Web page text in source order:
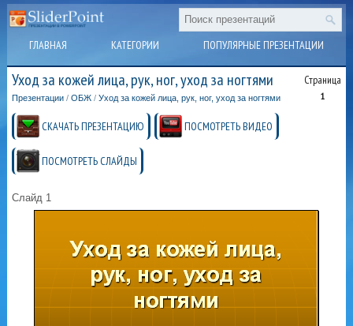
ГЛАВНАЯ КАТЕГОРИИ ПОПУЛЯРНЫЕ ПРЕЗЕНТАЦИИ
Уход за кожей лица, рук, ног, уход за ногтями Страница
1
Презентации /ОБЖ /Уход за кожей лица, рук, ног, уход за ногтями
СКАЧАТЬ ПРЕЗЕНТАЦИЮ ПОСМОТРЕТЬ ВИДЕО
ПОСМОТРЕТЬ СЛАЙДЫ
Слайд 1